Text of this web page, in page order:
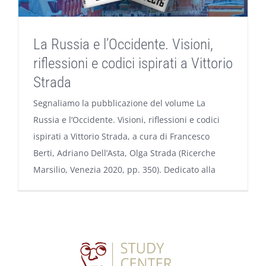
La Russia e l’Occidente. Visioni,
riflessioni e codici ispirati a Vittorio
Strada
Segnaliamo la pubblicazione del volume La
Russia e l’Occidente. Visioni, riflessioni e codici
ispirati a Vittorio Strada, a cura di Francesco
Berti, Adriano Dell’Asta, Olga Strada (Ricerche
Marsilio, Venezia 2020, pp. 350). Dedicato alla